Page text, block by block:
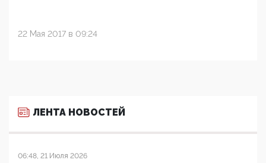
22 Мая 2017 в 09:24
ЛЕНТА НОВОСТЕЙ
06:48, 21 Июля 2026